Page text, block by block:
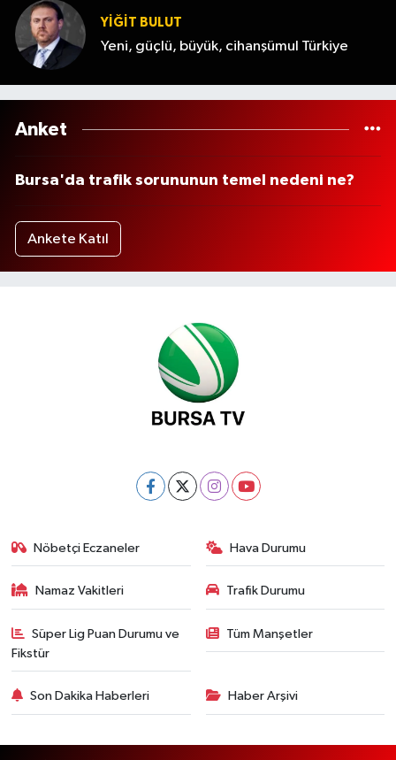
YİĞİT BULUT
Yeni, güçlü, büyük, cihanşümul Türkiye
Anket
Bursa'da trafik sorununun temel nedeni ne?
Ankete Katıl
Nöbetçi Eczaneler Hava Durumu
Namaz Vakitleri Trafik Durumu
Süper Lig Puan Durumu ve
Fikstür
Tüm Manşetler
Son Dakika Haberleri Haber Arşivi